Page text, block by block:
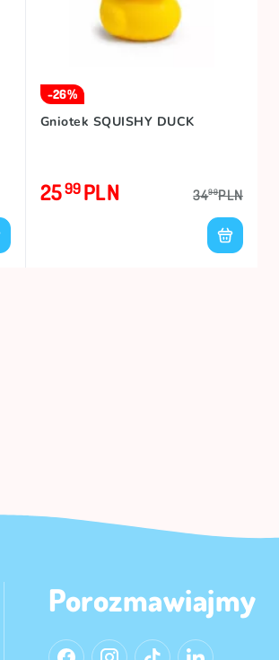
-26%
Gniotek SQUISHY DUCK
2599PLN 3499PLN
Porozmawiajmy